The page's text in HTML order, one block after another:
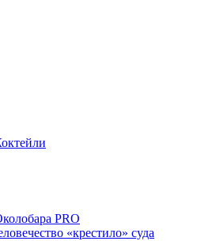
PRO